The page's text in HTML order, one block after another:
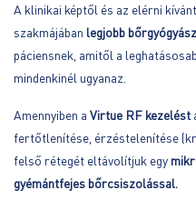
A klinikai képtől és az elérni
szakmájában legjobb bőrgyógyász
páciensnek, amitől a
mindenkinél ugyanaz.
Amennyiben a Virtue RF kezelést
fertőtlenítése, érzéstelenítése
felső rétegét eltávolítjuk egy
gyémántfejes bőrcsiszolással.